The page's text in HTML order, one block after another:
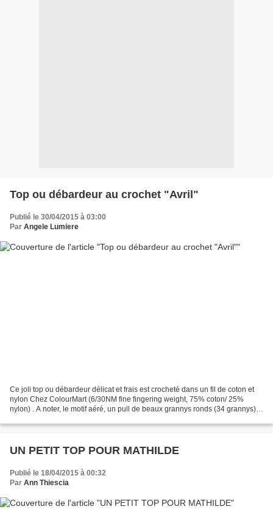
Top ou débardeur au crochet "Avril"
Publié le 30/04/2015 à 03:00
Par Angele Lumiere
Ce joli top ou débardeur délicat et frais est crocheté dans un fil de coton et
nylon Chez ColourMart (6/30NM fine fingering weight, 75% coton/ 25%
nylon) . A noter, le motif aéré, un pull de beaux grannys ronds (34 grannys) .
UN PETIT TOP POUR MATHILDE
Publié le 18/04/2015 à 00:32
Par Ann Thiescia